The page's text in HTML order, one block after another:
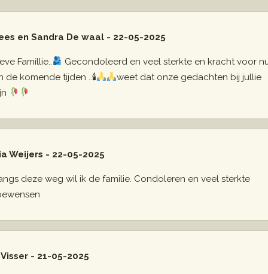
en Sandra De waal - 22-05-2025
Famillie..
Gecondoleerd en veel sterkte en kracht voor
de komende tijden ..🕯
weet dat onze gedachten bij jullie
Weijers - 22-05-2025
deze weg wil ik de familie. Condoleren en veel sterkte
Visser - 21-05-2025